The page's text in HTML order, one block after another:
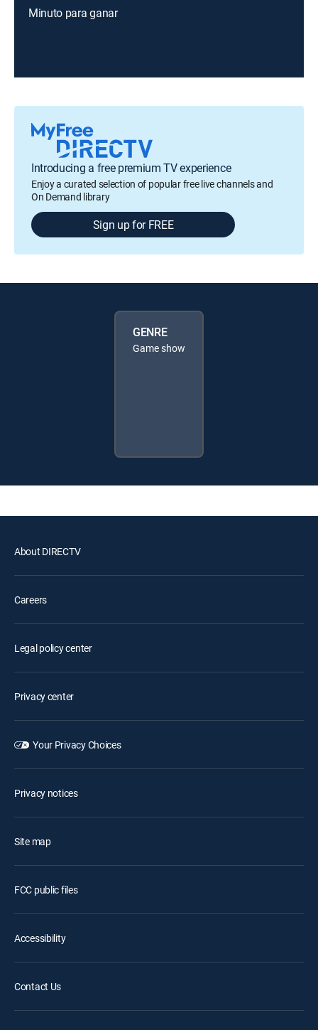
Minuto para ganar
Introducing a free premium TV experience
Enjoy a curated selection of popular free live channels and
On Demand library
Sign up for FREE
GENRE
Game show
About DIRECTV
Careers
Legal policy center
Privacy center
Your Privacy Choices
Privacy notices
Site map
FCC public files
Accessibility
Contact Us